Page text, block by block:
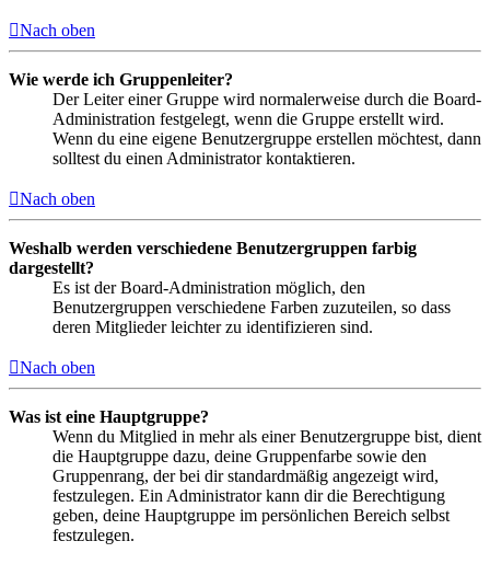
Nach oben
Wie werde ich Gruppenleiter?
Der Leiter einer Gruppe wird normalerweise durch die Board-
Administration festgelegt, wenn die Gruppe erstellt wird.
Wenn du eine eigene Benutzergruppe erstellen möchtest, dann
solltest du einen Administrator kontaktieren.
Nach oben
Weshalb werden verschiedene Benutzergruppen farbig
dargestellt?
Es ist der Board-Administration möglich, den
Benutzergruppen verschiedene Farben zuzuteilen, so dass
deren Mitglieder leichter zu identifizieren sind.
Nach oben
Was ist eine Hauptgruppe?
Wenn du Mitglied in mehr als einer Benutzergruppe bist, dient
die Hauptgruppe dazu, deine Gruppenfarbe sowie den
Gruppenrang, der bei dir standardmäßig angezeigt wird,
festzulegen. Ein Administrator kann dir die Berechtigung
geben, deine Hauptgruppe im persönlichen Bereich selbst
festzulegen.